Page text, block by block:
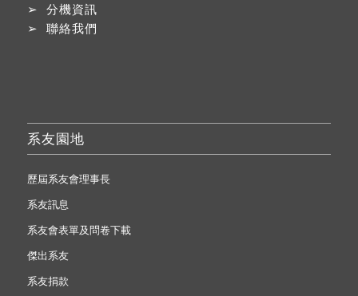
➢ 分機資訊
➢ 聯絡我們
系友園地
歷屆系友會理事長
系友訊息
系友會表單及問卷下載
傑出系友
系友捐款